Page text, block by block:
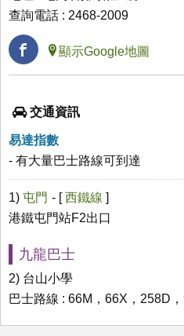
查詢電話 : 2468-2009
顯示Google地圖
交通資訊
易達指數
- 有大量巴士路線可到達
1) 屯門 - [西鐵線 ]
港鐵屯門站F2出口
九龍巴士
2) 台山小學
巴士路線 : 66M，66X，258D